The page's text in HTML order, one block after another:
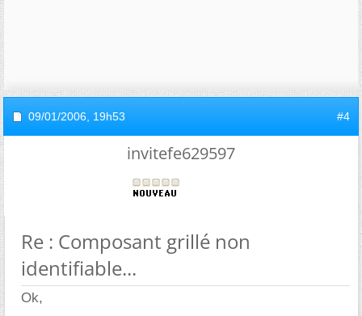
09/01/2006, 19h53 #4
invitefe629597
Re : Composant grillé non
identifiable...
Ok,